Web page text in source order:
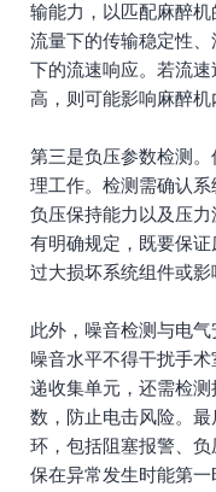
输能力，以匹配麻醉
流量下的传输稳定性
下的流速响应。若流
高，则可能影响麻醉机
第三是负压参数检测
理工作。检测需确认系
负压保持能力以及压
有明确规定，既要保
过大损坏系统组件或影
此外，噪音检测与电
噪音水平不得干扰手
递收集单元，还需检
数，防止电击风险。
环，包括阻塞报警、
保在异常发生时能第一